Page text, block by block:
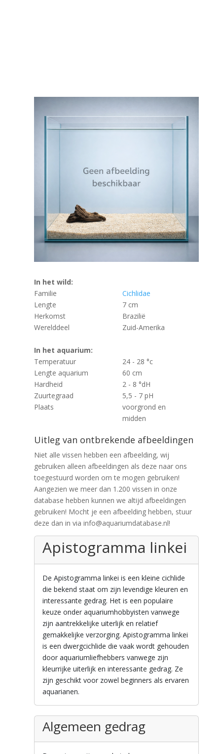
In het wild:
Familie
Cichlidae
Lengte
7 cm
Herkomst
Brazilië
Werelddeel
Zuid-Amerika
In het aquarium:
Temperatuur
24 - 28 °c
Lengte aquarium
60 cm
Hardheid
2 - 8 °dH
Zuurtegraad
5,5 - 7 pH
Plaats
voorgrond en
midden
Uitleg van ontbrekende afbeeldingen
Niet alle vissen hebben een afbeelding, wij
gebruiken alleen afbeeldingen als deze naar ons
toegestuurd worden om te mogen gebruiken!
Aangezien we meer dan 1.200 vissen in onze
database hebben kunnen we altijd afbeeldingen
gebruiken! Mocht je een afbeelding hebben, stuur
deze dan in via info@aquariumdatabase.nl!
Apistogramma linkei
De Apistogramma linkei is een kleine cichlide
die bekend staat om zijn levendige kleuren en
interessante gedrag. Het is een populaire
keuze onder aquariumhobbyisten vanwege
zijn aantrekkelijke uiterlijk en relatief
gemakkelijke verzorging. Apistogramma linkei
is een dwergcichlide die vaak wordt gehouden
door aquariumliefhebbers vanwege zijn
kleurrijke uiterlijk en interessante gedrag. Ze
zijn geschikt voor zowel beginners als ervaren
aquarianen.
Algemeen gedrag